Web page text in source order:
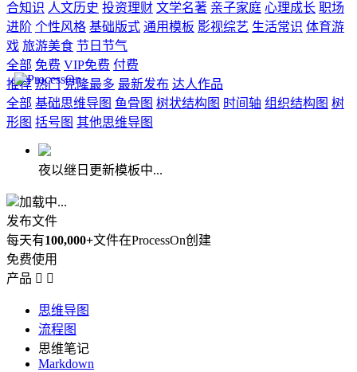
合知识 人文历史 投资理财 文学名著 亲子家庭 心理成长 职场
进阶 个性风格 基础版式 通用模板 影视综艺 生活常识 体育游
戏 旅游美食 节日节气
全部 免费 VIP免费 付费
推荐 热门 克隆最多 最新发布 达人作品
全部 基础思维导图 鱼骨图 树状结构图 时间轴 组织结构图 树
形图 括号图 其他思维导图
夜以继日更新模板中...
加载中...
发布文件
每天有100,000+文件在ProcessOn创建
免费使用
产品  
思维导图
流程图
思维笔记
Markdown